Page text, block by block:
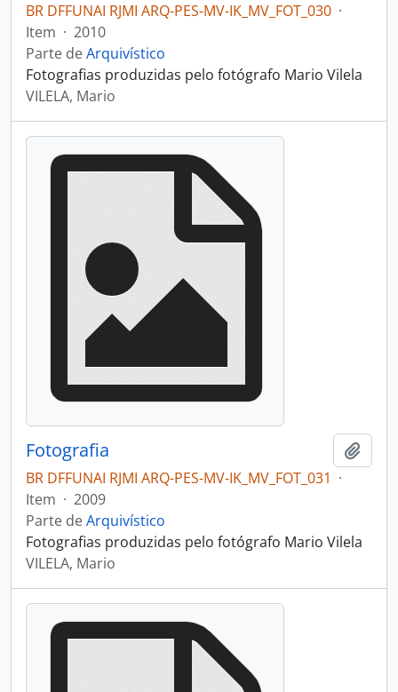
BR DFFUNAI RJMI ARQ-PES-MV-IK_MV_FOT_030 ·
Item · 2010
Parte deArquivístico
Fotografias produzidas pelo fotógrafo Mario Vilela
VILELA, Mario
Fotografia
BR DFFUNAI RJMI ARQ-PES-MV-IK_MV_FOT_031 ·
Item · 2009
Parte deArquivístico
Fotografias produzidas pelo fotógrafo Mario Vilela
VILELA, Mario